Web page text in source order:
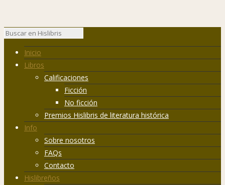
Inicio
Libros
Calificaciones
Ficción
No ficción
Premios Hislibris de literatura histórica
Info
Sobre nosotros
FAQs
Contacto
Hislibreños